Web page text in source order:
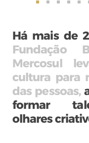
Há mais de
Fundação
Mercosul
cultura para
das pessoas,
formar
olhares